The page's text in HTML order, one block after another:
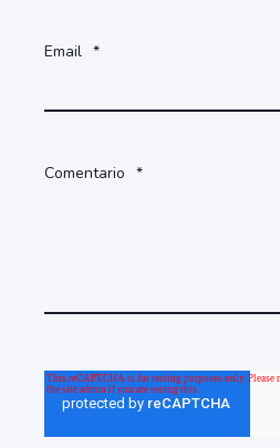
Email *
Comentario *